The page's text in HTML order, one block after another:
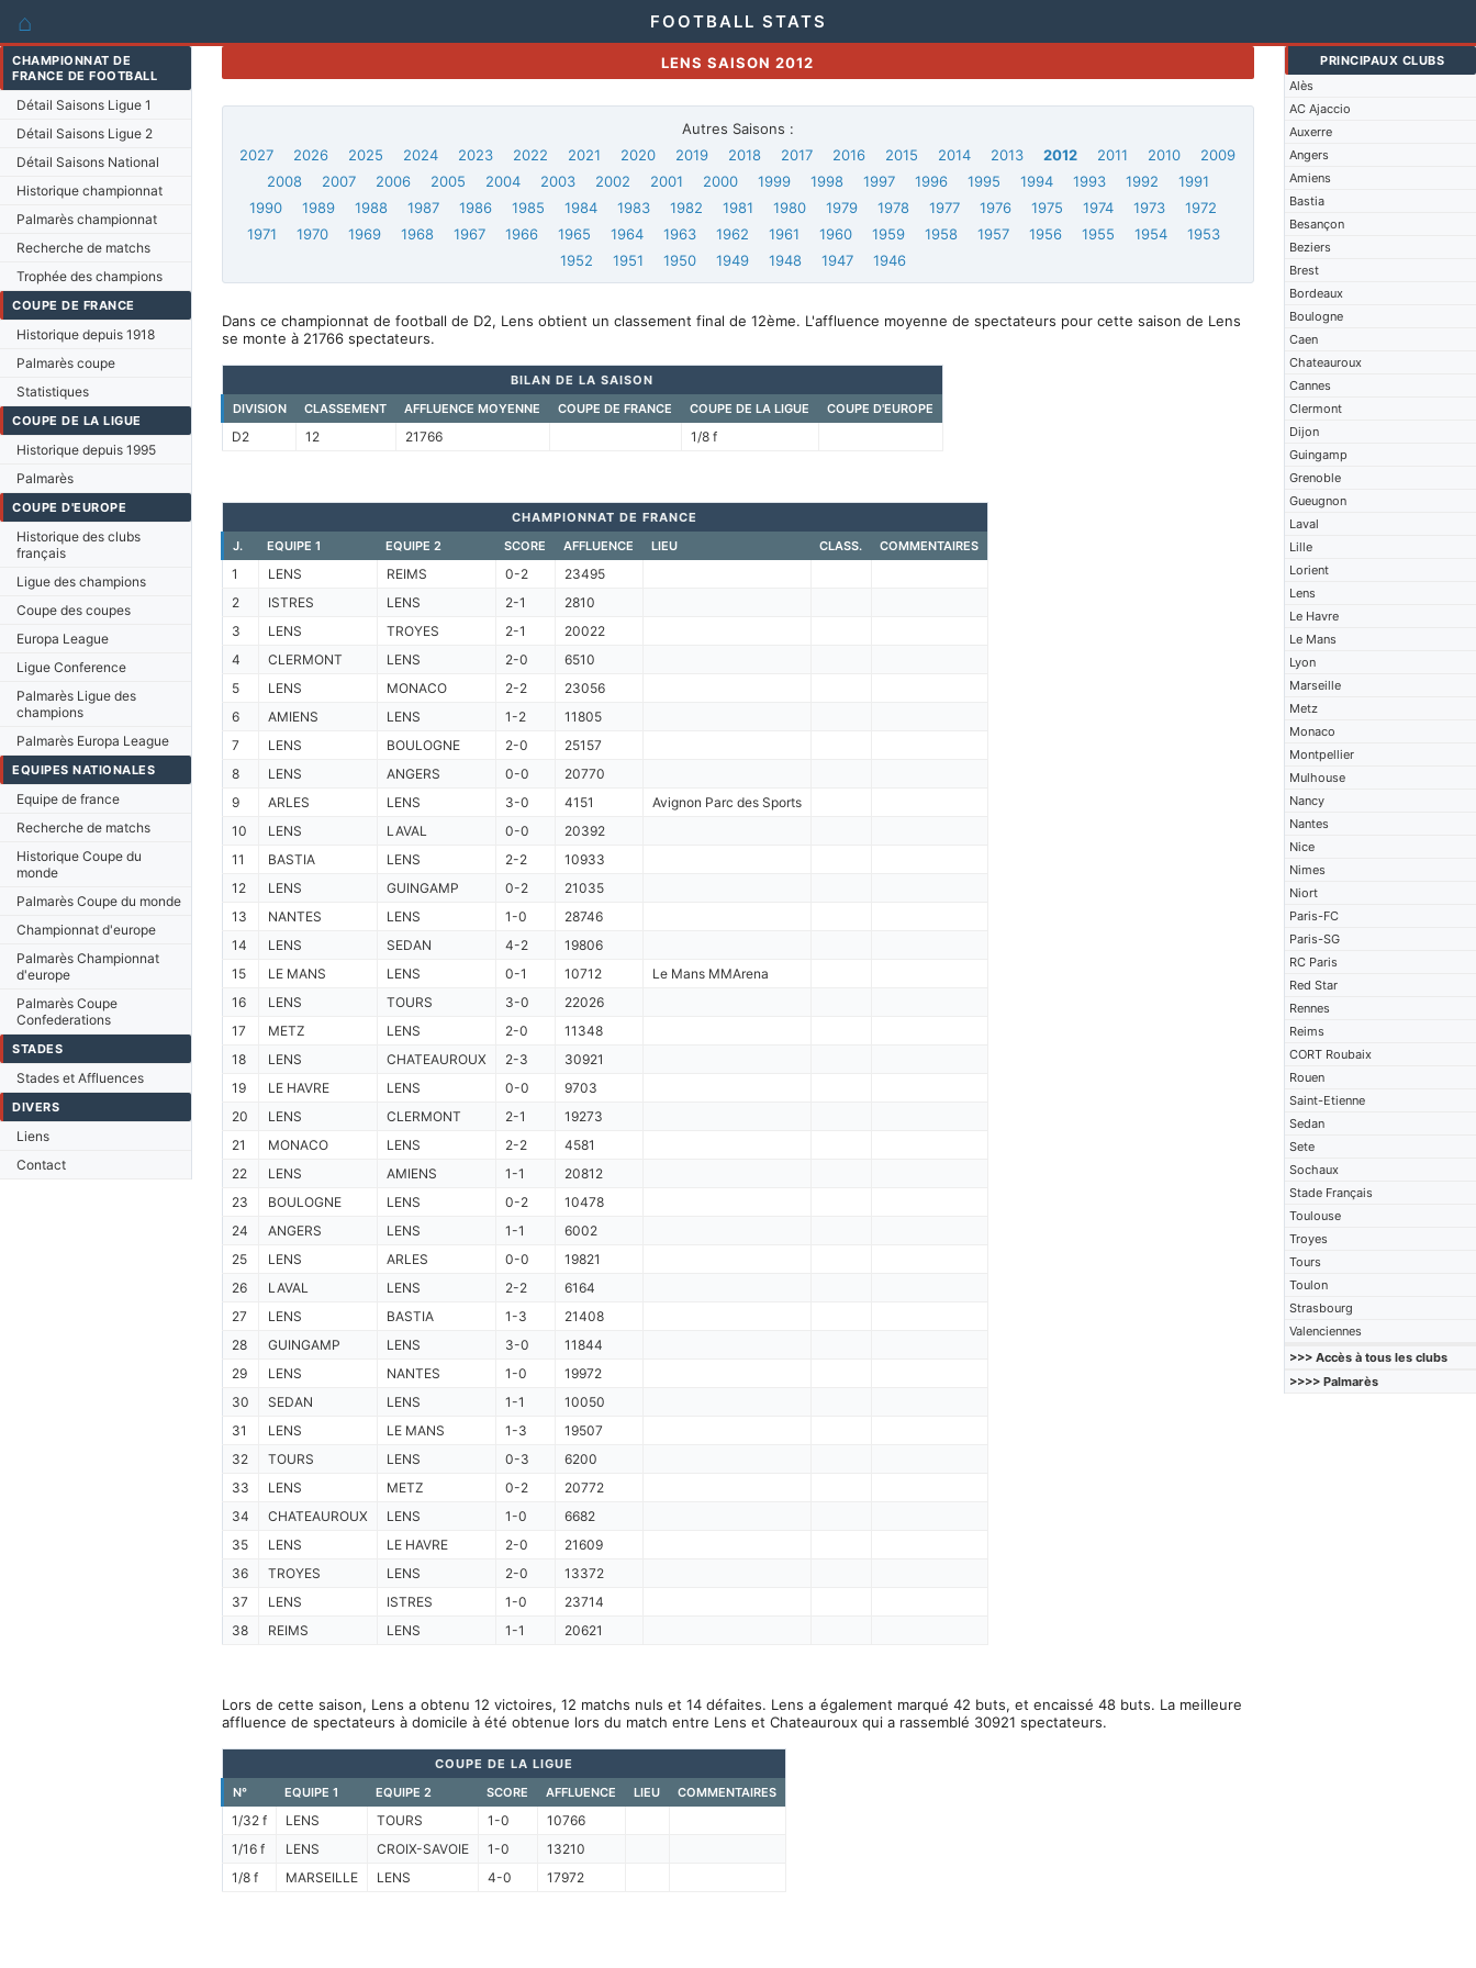
⌂ FOOTBALL STATS
CHAMPIONNAT DE
FRANCE DE FOOTBALL
Détail Saisons Ligue 1
Détail Saisons Ligue 2
Détail Saisons National
Historique championnat
Palmarès championnat
Recherche de matchs
Trophée des champions
COUPE DE FRANCE
Historique depuis 1918
Palmarès coupe
Statistiques
COUPE DE LA LIGUE
Historique depuis 1995
Palmarès
COUPE D'EUROPE
Historique des clubs
français
Ligue des champions
Coupe des coupes
Europa League
Ligue Conference
Palmarès Ligue des
champions
Palmarès Europa League
EQUIPES NATIONALES
Equipe de france
Recherche de matchs
Historique Coupe du
monde
Palmarès Coupe du monde
Championnat d'europe
Palmarès Championnat
d'europe
Palmarès Coupe
Confederations
STADES
Stades et Affluences
DIVERS
Liens
Contact
PRINCIPAUX CLUBS
Alès
AC Ajaccio
Auxerre
Angers
Amiens
Bastia
Besançon
Beziers
Brest
Bordeaux
Boulogne
Caen
Chateauroux
Cannes
Clermont
Dijon
Guingamp
Grenoble
Gueugnon
Laval
Lille
Lorient
Lens
Le Havre
Le Mans
Lyon
Marseille
Metz
Monaco
Montpellier
Mulhouse
Nancy
Nantes
Nice
Nimes
Niort
Paris-FC
Paris-SG
RC Paris
Red Star
Rennes
Reims
CORT Roubaix
Rouen
Saint-Etienne
Sedan
Sete
Sochaux
Stade Français
Toulouse
Troyes
Tours
Toulon
Strasbourg
Valenciennes
>>> Accès à tous les clubs
>>>> Palmarès
LENS SAISON 2012
Autres Saisons :
2027
2026 2025 2024 2023 2022 2021 2020 2019 2018 2017 2016 2015 2014 2013 2012 2011 2010
2009
2008
2007 2006 2005 2004 2003 2002 2001 2000 1999 1998 1997 1996 1995 1994 1993 1992
1991
1990
1989 1988 1987 1986 1985 1984 1983 1982 1981 1980 1979 1978 1977 1976 1975 1974 1973
1972
1971
1970 1969 1968 1967 1966 1965 1964 1963 1962 1961 1960 1959 1958 1957 1956 1955 1954
1953
1952
1951 1950 1949 1948 1947 1946
Dans ce championnat de football de D2, Lens obtient un classement final de 12ème. L'affluence moyenne de spectateurs pour cette saison de Lens
se monte à 21766 spectateurs.
BILAN DE LA SAISON
DIVISION
CLASSEMENT AFFLUENCE MOYENNE COUPE DE FRANCE COUPE DE LA LIGUE COUPE D'EUROPE
D2 12 21766 1/8 f
CHAMPIONNAT DE FRANCE
J.
EQUIPE 1 EQUIPE 2 SCORE AFFLUENCE LIEU CLASS. COMMENTAIRES
1 LENS REIMS 0-2
23495
2
ISTRES LENS 2-1
2810
3
LENS TROYES 2-1
20022
4
CLERMONT LENS 2-0
6510
5
LENS MONACO 2-2
23056
6
AMIENS LENS 1-2
11805
7
LENS BOULOGNE 2-0
25157
8
LENS ANGERS 0-0
20770
9
ARLES LENS 3-0 4151
Avignon Parc des Sports
10
LENS LAVAL 0-0
20392
11
BASTIA LENS 2-2
10933
12
LENS GUINGAMP 0-2
21035
13
NANTES LENS 1-0
28746
14
LENS SEDAN 4-2
19806
15
LE MANS LENS 0-1 10712
Le Mans MMArena
16
LENS TOURS 3-0
22026
17
METZ LENS 2-0
11348
18
LENS CHATEAUROUX 2-3
30921
19
LE HAVRE LENS 0-0
9703
20
LENS CLERMONT 2-1
19273
21
MONACO LENS 2-2
4581
22
LENS AMIENS 1-1
20812
23
BOULOGNE LENS 0-2
10478
24
ANGERS LENS 1-1
6002
25
LENS ARLES 0-0
19821
26
LAVAL LENS 2-2
6164
27
LENS BASTIA 1-3
21408
28
GUINGAMP LENS 3-0
11844
29
LENS NANTES 1-0
19972
30
SEDAN LENS 1-1
10050
31
LENS LE MANS 1-3
19507
32
TOURS LENS 0-3
6200
33
LENS METZ 0-2
20772
34
CHATEAUROUX LENS 1-0
6682
35
LENS LE HAVRE 2-0
21609
36
TROYES LENS 2-0
13372
37
LENS ISTRES 1-0
23714
38
REIMS LENS 1-1 20621
Lors de cette saison, Lens a obtenu 12 victoires, 12 matchs nuls et 14 défaites. Lens a également marqué 42 buts, et encaissé 48 buts. La meilleure
affluence de spectateurs à domicile à été obtenue lors du match entre Lens et Chateauroux qui a rassemblé 30921 spectateurs.
COUPE DE LA LIGUE
N°
EQUIPE 1 EQUIPE 2 SCORE AFFLUENCE LIEU COMMENTAIRES
1/32 f LENS TOURS 1-0
10766
1/16 f
LENS CROIX-SAVOIE 1-0
13210
1/8 f
MARSEILLE LENS 4-0 17972